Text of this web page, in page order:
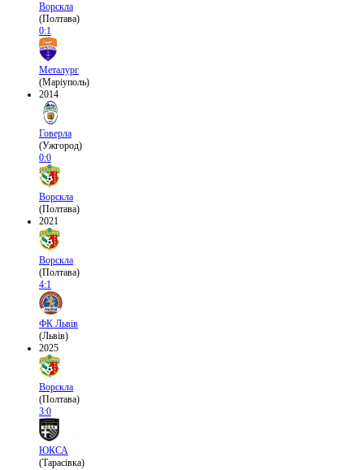
Ворскла
(Полтава)
0:1
Металург
(Маріуполь)
2014
Говерла
(Ужгород)
0:0
Ворскла
(Полтава)
2021
Ворскла
(Полтава)
4:1
ФК Львів
(Львів)
2025
Ворскла
(Полтава)
3:0
ЮКСА
(Тарасівка)